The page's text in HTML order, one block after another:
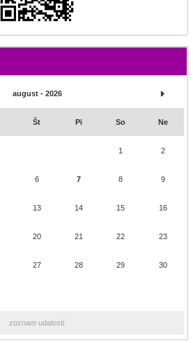
august - 2026
Št Pi So Ne
1 2
6 7 8 9
13 14 15 16
20 21 22 23
27 28 29 30
zoznam udalostí